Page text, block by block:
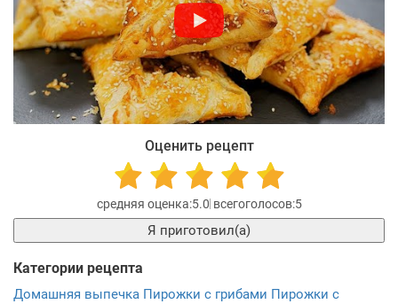
Оценить рецепт
5.0 5
Я приготовил(а)
Категории рецепта
Домашняя выпечка Пирожки с грибами Пирожки с